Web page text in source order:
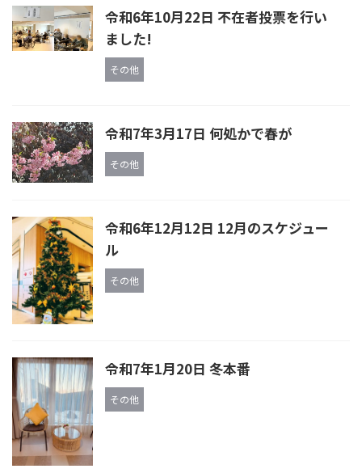
令和6年10月22日 不在者投票を行い
ました!
その他
令和7年3月17日 何処かで春が
その他
令和6年12月12日 12月のスケジュー
ル
その他
令和7年1月20日 冬本番
その他